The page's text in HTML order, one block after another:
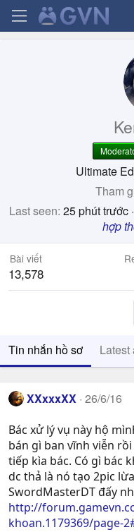
Ultimate
Tham
Last seen 25 phút trước ·
hợp
Bài viết
13,578
Tin nhắn hồ sơ Latest
XXxxxXX 26/6/16
Bác xử lý vụ này hộ
bán gì ban vĩnh viễn
tiếp kìa bác. Có gì bác
dc thả là nó tạo 2pic
SwordMasterDT đấy
http://
khoan.1179369/page-